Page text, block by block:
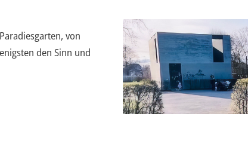
von
den Sinn und